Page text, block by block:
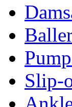
Slip-